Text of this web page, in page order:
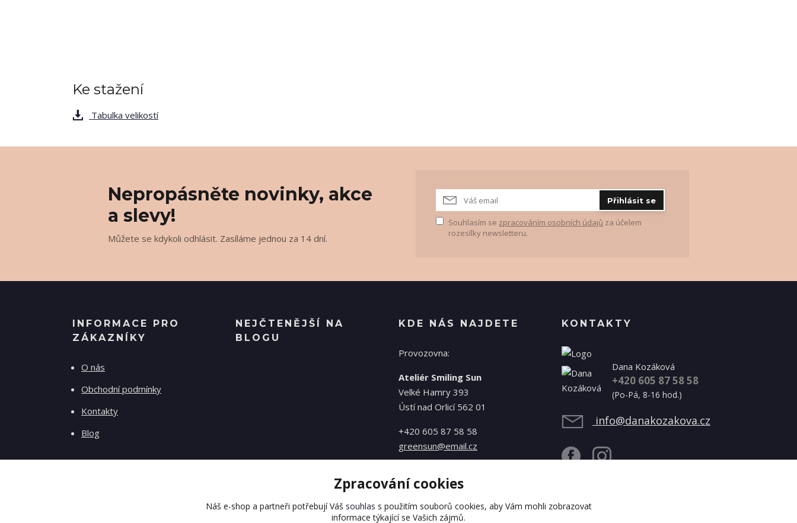
Ke stažení
Tabulka velikostí
Nepropásněte novinky, akce
a slevy!
Můžete se kdykoli odhlásit. Zasíláme jednou za 14 dní.
Přihlásit se
Souhlasím se zpracováním osobních údajů za účelem
rozesílky newsletteru.
INFORMACE PRO
ZÁKAZNÍKY
O nás
Obchodní podmínky
Kontakty
Blog
NEJČTENĚJŠÍ NA
BLOGU
KDE NÁS NAJDETE
Provozovna:
Ateliér Smiling Sun
Velké Hamry 393
Ústí nad Orlicí 562 01
+420 605 87 58 58
greensun@email.cz
KONTAKTY
Dana Kozáková
+420 605 87 58 58
(Po-Pá, 8-16 hod.)
info@danakozakova.cz
Zpracování cookies
Náš e-shop a partneři potřebují Váš souhlas s použitím souborů cookies, aby Vám mohli zobrazovat
informace týkající se Vašich zájmů.